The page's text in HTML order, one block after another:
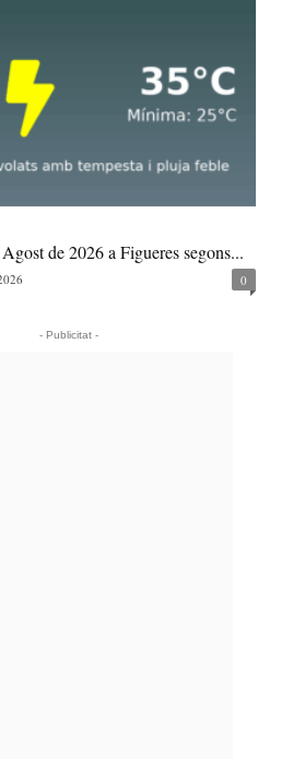
de 2026 a Figueres segons...
0
- Publicitat -